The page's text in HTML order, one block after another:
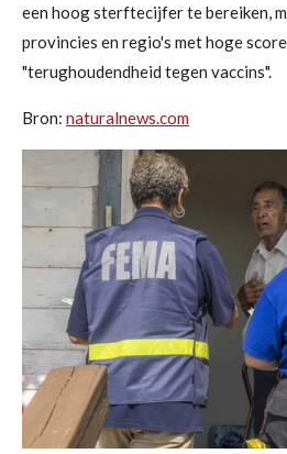
een ​​hoog sterftecijfer te bereiken,
provincies en regio's met hoge
"terughoudendheid tegen vaccins".
Bron: naturalnews.com